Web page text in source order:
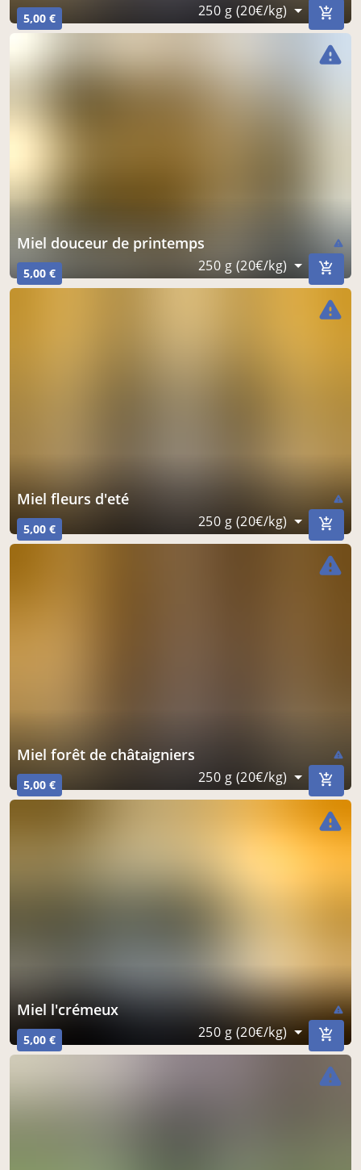
5,00 € 250 g (20€/kg)
miel douceur de printemps warning
5,00 € 250 g (20€/kg)
warning
miel fleurs d'eté warning
5,00 € 250 g (20€/kg)
warning
miel forêt de châtaigniers warning
5,00 € 250 g (20€/kg)
warning
miel l'crémeux warning
5,00 € 250 g (20€/kg)
warning
warning